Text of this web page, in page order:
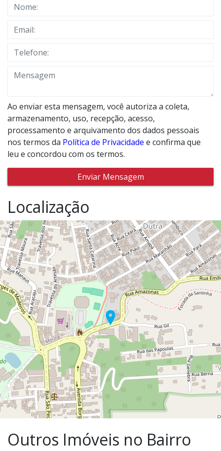
Ao enviar esta mensagem, você autoriza a coleta,
armazenamento, uso, recepção, acesso,
processamento e arquivamento dos dados pessoais
nos termos da Política de Privacidade e confirma que
leu e concordou com os termos.
Enviar Mensagem
Localização
Outros Imóveis no Bairro